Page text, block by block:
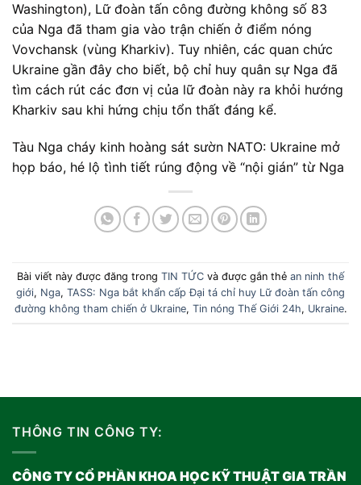
Washington), Lữ đoàn tấn công đường không số 83
của Nga đã tham gia vào trận chiến ở điểm nóng
Vovchansk (vùng Kharkiv). Tuy nhiên, các quan chức
Ukraine gần đây cho biết, bộ chỉ huy quân sự Nga đã
tìm cách rút các đơn vị của lữ đoàn này ra khỏi hướng
Kharkiv sau khi hứng chịu tổn thất đáng kể.
Tàu Nga cháy kinh hoàng sát sườn NATO: Ukraine mở
họp báo, hé lộ tình tiết rúng động về “nội gián” từ Nga
Bài viết này được đăng trong TIN TỨC và được gắn thẻ an ninh thế
giới, Nga, TASS: Nga bắt khẩn cấp Đại tá chỉ huy Lữ đoàn tấn công
đường không tham chiến ở Ukraine, Tin nóng Thế Giới 24h, Ukraine.
THÔNG TIN CÔNG TY:
CÔNG TY CỔ PHẦN KHOA HỌC KỸ THUẬT GIA TRẦN